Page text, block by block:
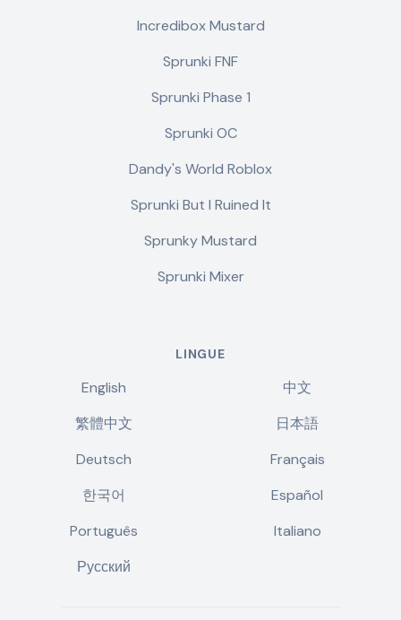
Incredibox Mustard
Sprunki FNF
Sprunki Phase 1
Sprunki OC
Dandy's World Roblox
Sprunki But I Ruined It
Sprunky Mustard
Sprunki Mixer
LINGUE
English
中文
繁體中文
日本語
Deutsch
Français
한국어
Español
Português
Italiano
Русский